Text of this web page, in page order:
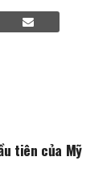
tiên của Mỹ